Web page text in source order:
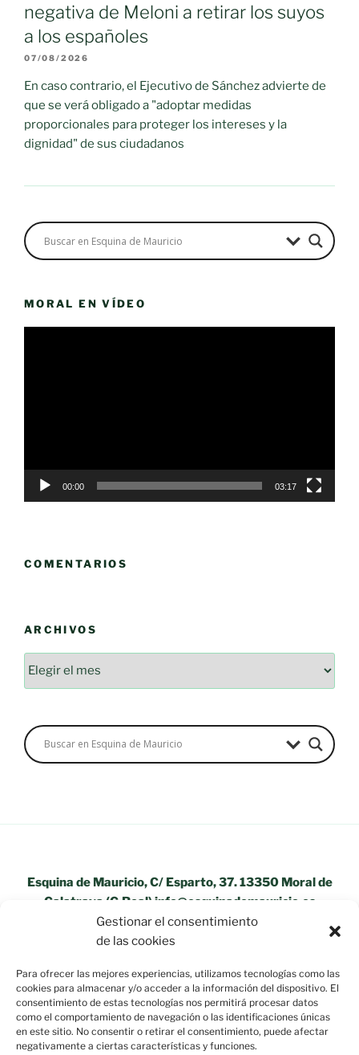
Gestionar el consentimiento
de las cookies
Para ofrecer las mejores experiencias, utilizamos tecnologías como las
cookies para almacenar y/o acceder a la información del dispositivo. El
consentimiento de estas tecnologías nos permitirá procesar datos
como el comportamiento de navegación o las identificaciones únicas
en este sitio. No consentir o retirar el consentimiento, puede afectar
negativamente a ciertas características y funciones.
negativa de Meloni a retirar los suyos
a los españoles
07/08/2026
En caso contrario, el Ejecutivo de Sánchez advierte de
que se verá obligado a "adoptar medidas
proporcionales para proteger los intereses y la
dignidad" de sus ciudadanos
MORAL EN VÍDEO
00:00 03:17
COMENTARIOS
ARCHIVOS
Archivos
Esquina de Mauricio, C/ Esparto, 37. 13350 Moral de
Calatrava (C.Real) info@esquinademauricio.es
«Aviso Legal»